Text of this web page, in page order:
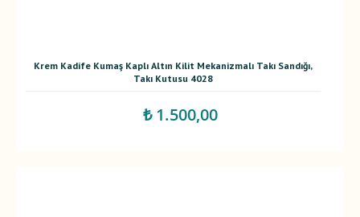
Krem Kadife Kumaş Kaplı Altın Kilit Mekanizmalı Takı Sandığı,
Takı Kutusu 4028
₺ 1.500,00